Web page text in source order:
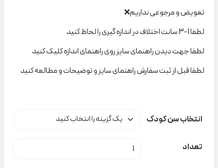
تعویض و مرجوعی نداریم❌
لطفا 1-3 سانت اختلاف در اندازه گیری را لحاظ کنید
لطفا جهت دیدن راهنمای سایز روی راهنمای اندازه کلیک کنید
لطفا قبل از ثبت سفارش راهنمای سایز و توضیحات و مطالعه کنید
انتخاب سن کودک
تعداد ست کرم بیسکوئیت little kids کد t000462 عدد